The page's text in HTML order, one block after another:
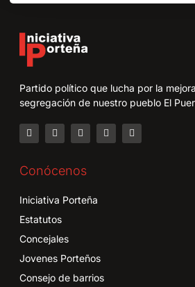
Partido político que lucha por la
segregación de nuestro pueblo El
Conócenos
Iniciativa Porteña
Estatutos
Concejales
Jovenes Porteños
Consejo de barrios